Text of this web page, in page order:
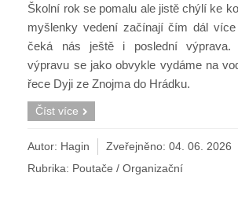
Školní rok se pomalu ale jistě chýlí ke
myšlenky vedení začínají čím dál
čeká nás ještě i poslední výprava.
výpravu se jako obvykle vydáme na
řece Dyji ze Znojma do Hrádku.
Číst více
Autor: Hagin Zveřejněno:04. 06. 2026
Rubrika: Poutače / Organizační